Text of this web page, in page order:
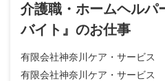
介護職・ホームヘルパ
バイト』のお仕事
有限会社神奈川ケア・サービス
有限会社神奈川ケア・サービス